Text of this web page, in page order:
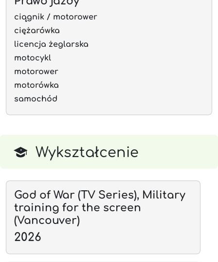
ciągnik / motorower
ciężarówka
licencja żeglarska
motocykl
motorower
motorówka
samochód
Wykształcenie
God of War (TV Series), Military
training for the screen
(Vancouver)
2026